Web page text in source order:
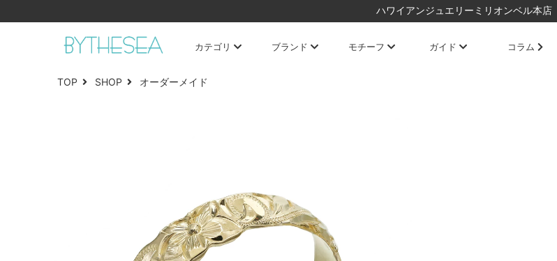
ハワイアンジュエリーミリオンベル本店
カテゴリ ブランド モチーフ ガイド コラム
TOP SHOP オーダーメイド